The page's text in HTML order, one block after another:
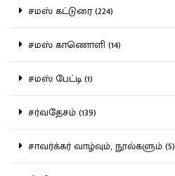
சமஸ் கட்டுரை (224)
சமஸ் காணொளி (14)
சமஸ் பேட்டி (1)
சர்வதேசம் (139)
சாவர்க்கர் வாழ்வும், நூல்களும் (5)